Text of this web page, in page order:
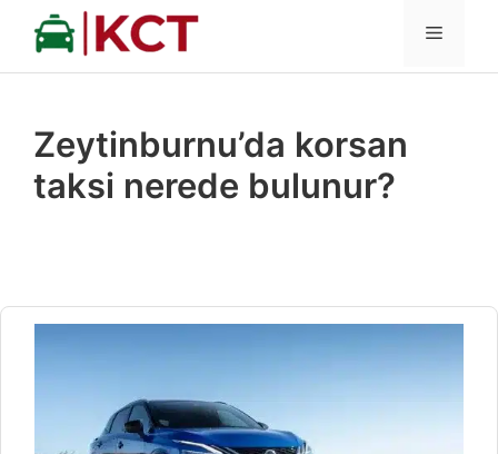
İçeriğe
MENÜ
Zeytinburnu’da korsan
taksi nerede bulunur?